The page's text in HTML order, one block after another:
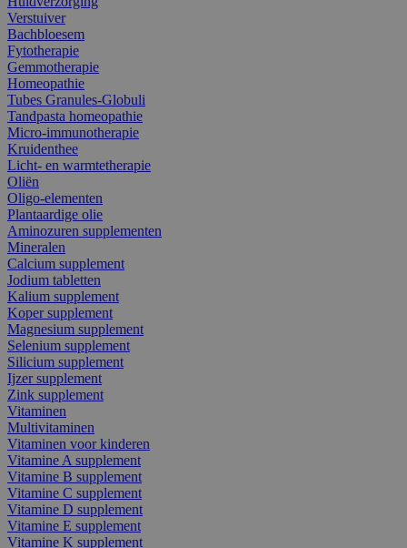
Verstuiver
Bachbloesem
Fytotherapie
Gemmotherapie
Homeopathie
Tubes Granules-Globuli
Tandpasta homeopathie
Micro-immunotherapie
Kruidenthee
Licht- en warmtetherapie
Oliën
Oligo-elementen
Plantaardige olie
Aminozuren supplementen
Mineralen
Calcium supplement
Jodium tabletten
Kalium supplement
Koper supplement
Magnesium supplement
Selenium supplement
Silicium supplement
Ijzer supplement
Zink supplement
Vitaminen
Multivitaminen
Vitaminen voor kinderen
Vitamine A supplement
Vitamine B supplement
Vitamine C supplement
Vitamine D supplement
Vitamine E supplement
Vitamine K supplement